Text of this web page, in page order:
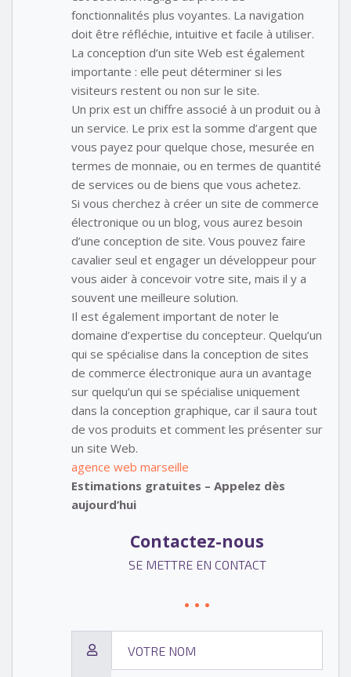
fonctionnalités plus voyantes. La navigation
doit être réfléchie, intuitive et facile à utiliser.
La conception d’un site Web est également
importante : elle peut déterminer si les
visiteurs restent ou non sur le site.
Un prix est un chiffre associé à un produit ou à
un service. Le prix est la somme d’argent que
vous payez pour quelque chose, mesurée en
termes de monnaie, ou en termes de quantité
de services ou de biens que vous achetez.
Si vous cherchez à créer un site de commerce
électronique ou un blog, vous aurez besoin
d’une conception de site. Vous pouvez faire
cavalier seul et engager un développeur pour
vous aider à concevoir votre site, mais il y a
souvent une meilleure solution.
Il est également important de noter le
domaine d’expertise du concepteur. Quelqu’un
qui se spécialise dans la conception de sites
de commerce électronique aura un avantage
sur quelqu’un qui se spécialise uniquement
dans la conception graphique, car il saura tout
de vos produits et comment les présenter sur
un site Web.
agence web marseille
Estimations gratuites – Appelez dès
aujourd’hui
Contactez-nous
SE METTRE EN CONTACT